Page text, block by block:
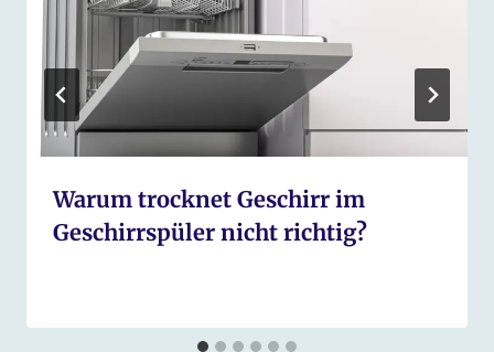
Warum trocknet Geschirr im
Geschirrspüler nicht richtig?